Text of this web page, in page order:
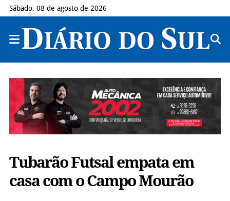
Sábado, 08 de agosto de 2026
Tubarão Futsal empata em
casa com o Campo Mourão